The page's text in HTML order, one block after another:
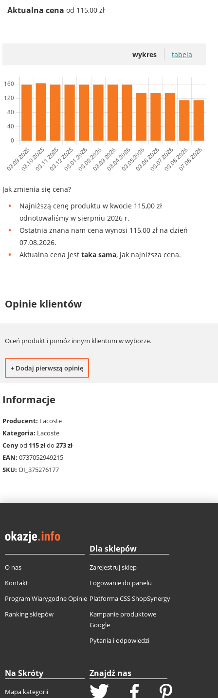
Aktualna cena od 115,00 zł
wykres tabela
Jak zmienia się cena?
Najniższą cenę produktu w kwocie 115,00 zł
odnotowaliśmy w sierpniu 2026 r.
Ostatnia znana nam cena wynosi 115,00 zł na dzień
07.08.2026.
Aktualna cena jest taka sama, jak najniższa cena.
Opinie klientów
Oceń produkt i pomóż innym klientom w wyborze.
+ Dodaj pierwszą opinię
Informacje
Producent: Lacoste
Kategoria: Lacoste
Cenyod 115 złdo 273 zł
EAN: 0737052949215
SKU: OI_375276177
O nas
Kontakt
Program Wiarygodne Opinie
Ranking sklepów
Dla sklepów
Zarejestruj sklep
Logowanie do panelu
Platforma CSS ShopSynergy
Kampanie produktowe
Google
Pytania i odpowiedzi
Na Skróty
Mapa kategorii
Znajdź nas